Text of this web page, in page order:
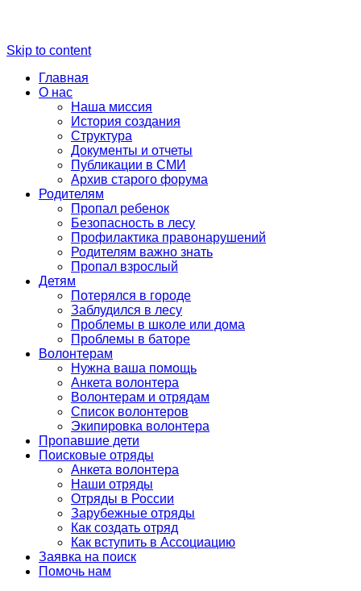
Skip to content
Главная
О нас
Наша миссия
История создания
Структура
Документы и отчеты
Публикации в СМИ
Архив старого форума
Родителям
Пропал ребенок
Безопасность в лесу
Профилактика правонарушений
Родителям важно знать
Пропал взрослый
Детям
Потерялся в городе
Заблудился в лесу
Проблемы в школе или дома
Проблемы в баторе
Волонтерам
Нужна ваша помощь
Анкета волонтера
Волонтерам и отрядам
Список волонтеров
Экипировка волонтера
Пропавшие дети
Поисковые отряды
Анкета волонтера
Наши отряды
Отряды в России
Зарубежные отряды
Как создать отряд
Как вступить в Ассоциацию
Заявка на поиск
Помочь нам